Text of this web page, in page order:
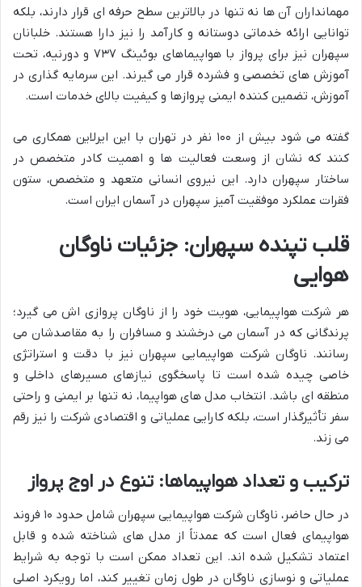
مهمانداران آن ها نه تنها در بالاترین سطح حرفه ای قرار دارند، بلکه
توانایی ارائه خدماتی دوستانه و کارآمد را نیز دارا هستند. خلبانان
سپهران نیز برای پرواز با هواپیماهای بوئینگ ۷۳۷ و دورنیه، تحت
آموزش های تخصصی و فشرده قرار می گیرند. این سرمایه گذاری در
آموزش، تضمین کننده ایمنی پروازها و کیفیت بالای خدمات است.
گفته می شود بیش از ۱۰۰ نفر در تهران با این ایرلاین همکاری می
کنند که نشان از وسعت فعالیت ها و اهمیت کادر متخصص در
ساختار سپهران دارد. این نیروی انسانی متعهد و متخصص، ستون
فقرات عملکرد موفقیت آمیز سپهران در آسمان ایران است.
قلب تپنده سپهران: جزئیات ناوگان
هوایی
هر شرکت هواپیمایی، هویت خود را از ناوگان پروازی اش می گیرد؛
پرندگانی که در آسمان می درخشند و مسافران را به مقاصدشان می
رسانند. ناوگان شرکت هواپیمایی سپهران نیز با دقت و استراتژی
خاصی چیده شده است تا پاسخگوی نیازهای مسیرهای داخلی و
منطقه ای باشد. انتخاب مدل های هواپیما، نه تنها بر ایمنی و راحتی
سفر تأثیرگذار است، بلکه کارایی عملیاتی و اقتصادی شرکت را نیز رقم
می زند.
ترکیب و تعداد هواپیماها: تنوع در اوج پرواز
در حال حاضر، ناوگان شرکت هواپیمایی سپهران شامل حدود ۱۰ فروند
هواپیمای فعال است که عمدتاً از مدل های شناخته شده و قابل
اعتماد تشکیل شده اند. این تعداد ممکن است با توجه به شرایط
عملیاتی و نوسازی ناوگان در طول زمان تغییر کند، اما رویکرد اصلی